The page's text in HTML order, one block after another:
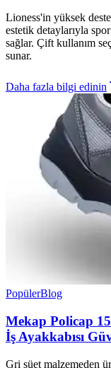
Lioness'in yüksek
estetik detaylarıyla
sağlar. Çift kullanım
sunar.
Daha fazla bilgi edinin
PopülerBlog
Mekap Policap
İş Ayakkabısı
Gri süet malzemeden